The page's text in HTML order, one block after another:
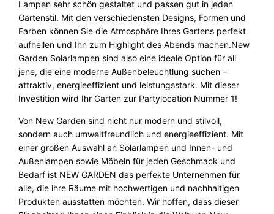
Lampen sehr schön gestaltet und passen gut in jeden
Gartenstil. Mit den verschiedensten Designs, Formen und
Farben können Sie die Atmosphäre Ihres Gartens perfekt
aufhellen und Ihn zum Highlight des Abends machen.New
Garden Solarlampen sind also eine ideale Option für all
jene, die eine moderne Außenbeleuchtlung suchen –
attraktiv, energieeffizient und leistungsstark. Mit dieser
Investition wird Ihr Garten zur Partylocation Nummer 1!
Von New Garden sind nicht nur modern und stilvoll,
sondern auch umweltfreundlich und energieeffizient. Mit
einer großen Auswahl an Solarlampen und Innen- und
Außenlampen sowie Möbeln für jeden Geschmack und
Bedarf ist NEW GARDEN das perfekte Unternehmen für
alle, die ihre Räume mit hochwertigen und nachhaltigen
Produkten ausstatten möchten. Wir hoffen, dass dieser